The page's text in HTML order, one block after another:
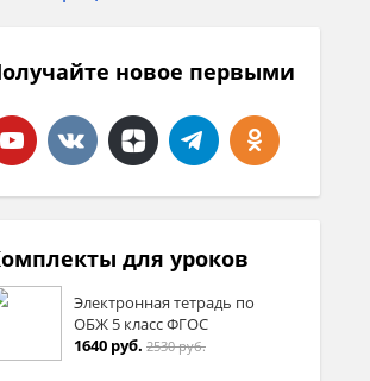
новое первыми
для уроков
Электронная тетрадь по
ОБЖ 5 класс ФГОС
1640 руб. 2530 руб.